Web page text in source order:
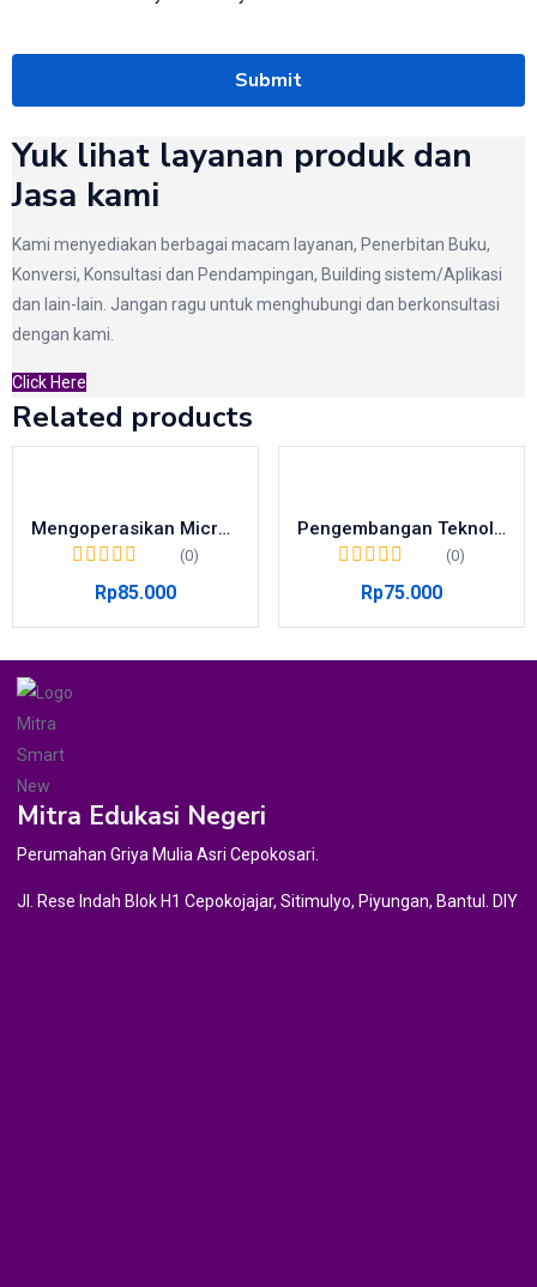
Yuk lihat layanan produk dan
Jasa kami
Kami menyediakan berbagai macam layanan, Penerbitan Buku,
Konversi, Konsultasi dan Pendampingan, Building sistem/Aplikasi
dan lain-lain. Jangan ragu untuk menghubungi dan berkonsultasi
dengan kami.
Click Here
Related products
Mengoperasikan Microsoft Excel 2010
(0)
Rp85.000
Pengembangan Teknologi Nanopartikel dengan Memanfaatkan Limbah Kulit Pisang
(0)
Rp75.000
Mitra Edukasi Negeri
Perumahan Griya Mulia Asri Cepokosari.
Jl. Rese Indah Blok H1 Cepokojajar, Sitimulyo, Piyungan, Bantul. DIY